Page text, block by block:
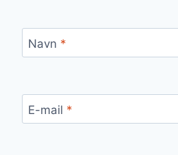
Navn *
E-mail *